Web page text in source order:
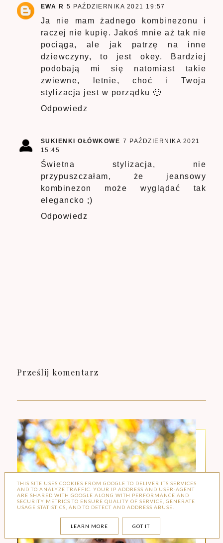
EWA R 5 PAŹDZIERNIKA 2021 19:57
Ja nie mam żadnego kombinezonu i
raczej nie kupię. Jakoś mnie aż tak nie
pociąga, ale jak patrzę na inne
dziewczyny, to jest okey. Bardziej
podobają mi się natomiast takie
zwiewne, letnie, choć i Twoja
stylizacja jest w porządku 🙂
Odpowiedz
SUKIENKI OŁÓWKOWE 7 PAŹDZIERNIKA 2021
15:45
Świetna stylizacja, nie
przypuszczałam, że jeansowy
kombinezon może wyglądać tak
elegancko ;)
Odpowiedz
Prześlij komentarz
THIS SITE USES COOKIES FROM GOOGLE TO DELIVER ITS SERVICES
AND TO ANALYZE TRAFFIC. YOUR IP ADDRESS AND USER-AGENT
ARE SHARED WITH GOOGLE ALONG WITH PERFORMANCE AND
SECURITY METRICS TO ENSURE QUALITY OF SERVICE, GENERATE
USAGE STATISTICS, AND TO DETECT AND ADDRESS ABUSE.
LEARN MORE GOT IT